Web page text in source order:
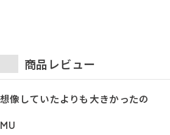
商品レビュー
想像していたよりも大きかったの
MU